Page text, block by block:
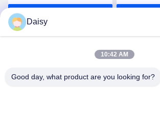
Daisy
10:42 AM
Good day, what product are you looking for?